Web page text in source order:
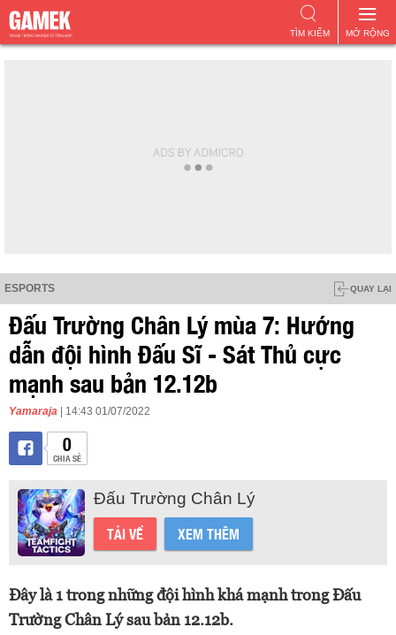
MỞ RỘNG
TÌM KIẾM
ESPORTS QUAY LẠI
Đấu Trường Chân Lý mùa 7: Hướng
dẫn đội hình Đấu Sĩ - Sát Thủ cực
mạnh sau bản 12.12b
Yamaraja | 14:43 01/07/2022
0
CHIA SẺ
Đấu Trường Chân Lý
TẢI VỀ XEM THÊM
Đây là 1 trong những đội hình khá mạnh trong Đấu
Trường Chân Lý sau bản 12.12b.